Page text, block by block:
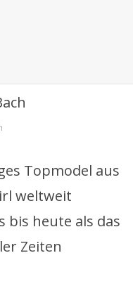
Topmodel aus
weltweit
bis heute als das
Zeiten